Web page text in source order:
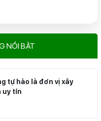
NỔI BẬT
tự hào là đơn vị xây
uy tín